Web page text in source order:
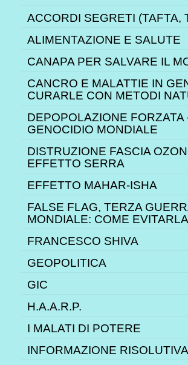
ACCORDI SEGRETI (TAFTA,
ALIMENTAZIONE E SALUTE
CANAPA PER SALVARE IL
CANCRO E MALATTIE IN
CURARLE CON METODI
DEPOPOLAZIONE FORZATA
GENOCIDIO MONDIALE
DISTRUZIONE FASCIA
EFFETTO SERRA
EFFETTO MAHAR-ISHA
FALSE FLAG, TERZA
MONDIALE: COME EVITARLA
FRANCESCO SHIVA
GEOPOLITICA
GIC
H.A.A.R.P.
I MALATI DI POTERE
INFORMAZIONE